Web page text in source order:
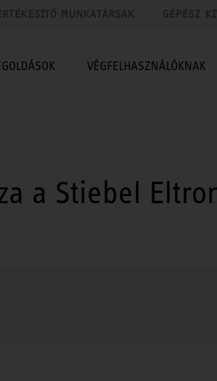
MUNKATÁRSAK GÉPÉSZ
VÉGFELHASZNÁLÓKNAK
a Stiebel